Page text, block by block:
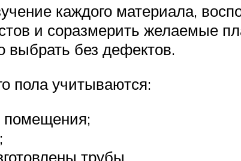
каждого материала,
и соразмерить желаемые
выбрать без дефектов.
пола учитываются:
помещения;
трубы.